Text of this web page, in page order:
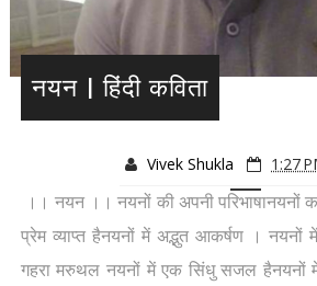
नयन | हिंदी कविता
Vivek Shukla 1:27
।। नयन ।। नयनों की अपनी परिभाषानयनों
प्रेम व्याप्त हैनयनों में अद्भुत आकर्षण । नयनों में
गहरा मरुथल नयनों में एक सिंधु सजल हैनयनों